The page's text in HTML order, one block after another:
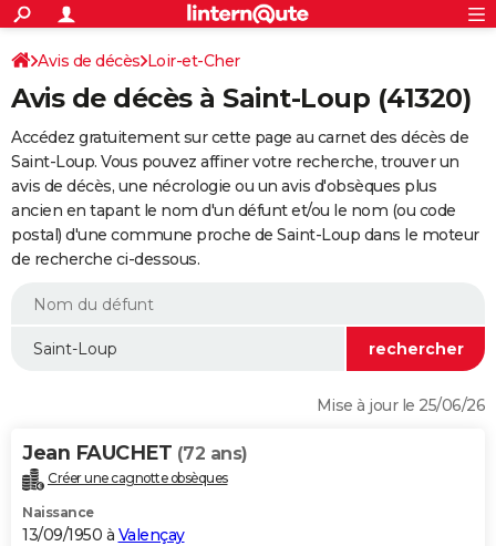
ACTUALITÉS
Politique
Société
Faits Divers
Education
Monde
Villes
+
SPORT
Coupe du monde 2026
Football
Tennis
Cyclisme
Rugby
Forum
Programme TV
TNT
Streaming
Cinéma
Sorties cinéma
Musique
+
FINANCE
Retraite
Impôts
Epargne
Immobilier
Risques naturels par ville
Banque
Assurance
Crédit
AUTO
Essais
Réserver un essai
Citadines
Berlines
SUV
Forum auto
+
HIGH-TECH
BRICOLAGE
WEEK-END
Alimentation
Guide de la santé
Maladies
Médicaments
Sommeil
VOYAGE
Destinations
City break
Voyage nature
Voyage de noces
Forum
Climat
+PHOTO
S'inscrire
Connexion
Avis de décès Loir-et-Cher
Avis de décès à Saint-Loup (41320)
Accédez gratuitement sur cette page au carnet des décès de
Saint-Loup. Vous pouvez affiner votre recherche, trouver un
avis de décès, une nécrologie ou un avis d'obsèques plus
ancien en tapant le nom d'un défunt et/ou le nom (ou code
postal) d'une commune proche de Saint-Loup dans le moteur
de recherche ci-dessous.
Mise à jour le 25/06/26
Jean FAUCHET (72 ans)
Créer une cagnotte obsèques
Naissance
13/09/1950 à Valençay